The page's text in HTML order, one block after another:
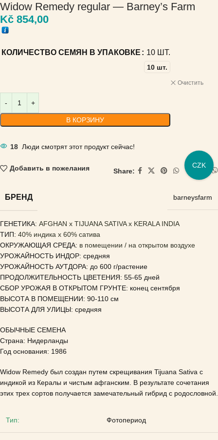
Widow Remedy regular — Barney’s Farm
Kč 854,00
КОЛИЧЕСТВО СЕМЯН В УПАКОВКЕ 10 ШТ.
10 шт.
Очистить
В КОРЗИНУ
18 Люди смотрят этот продукт сейчас!
Добавить в пожелания Share:
БРЕНД barneysfarm
ГЕНЕТИКА: AFGHAN x TIJUANA SATIVA x KERALA INDIA
ТИП: 40% индика x 60% сатива
ОКРУЖАЮЩАЯ СРЕДА: в помещении / на открытом воздухе
УРОЖАЙНОСТЬ ИНДОР: средняя
УРОЖАЙНОСТЬ АУТДОРА: до 600 г/растение
ПРОДОЛЖИТЕЛЬНОСТЬ ЦВЕТЕНИЯ: 55-65 дней
СБОР УРОЖАЯ В ОТКРЫТОМ ГРУНТЕ: конец сентября
ВЫСОТА В ПОМЕЩЕНИИ: 90-110 см
ВЫСОТА ДЛЯ УЛИЦЫ: средняя
ОБЫЧНЫЕ СЕМЕНА
Страна: Нидерланды
Год основания: 1986
Widow Remedy был создан путем скрещивания Tijuana Sativa с
индикой из Кералы и чистым афганским. В результате сочетания
этих трех сортов получается замечательный гибрид с родословной.
Тип: Фотопериод
CZK